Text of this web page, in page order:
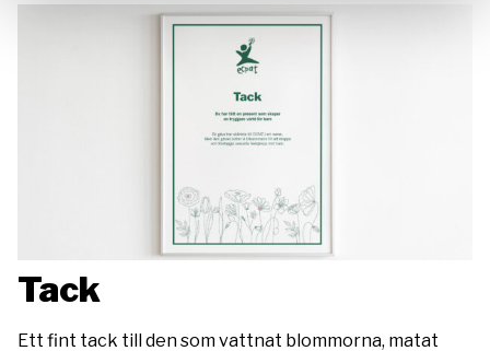
Tack
Ett fint tack till den som vattnat blommorna, matat